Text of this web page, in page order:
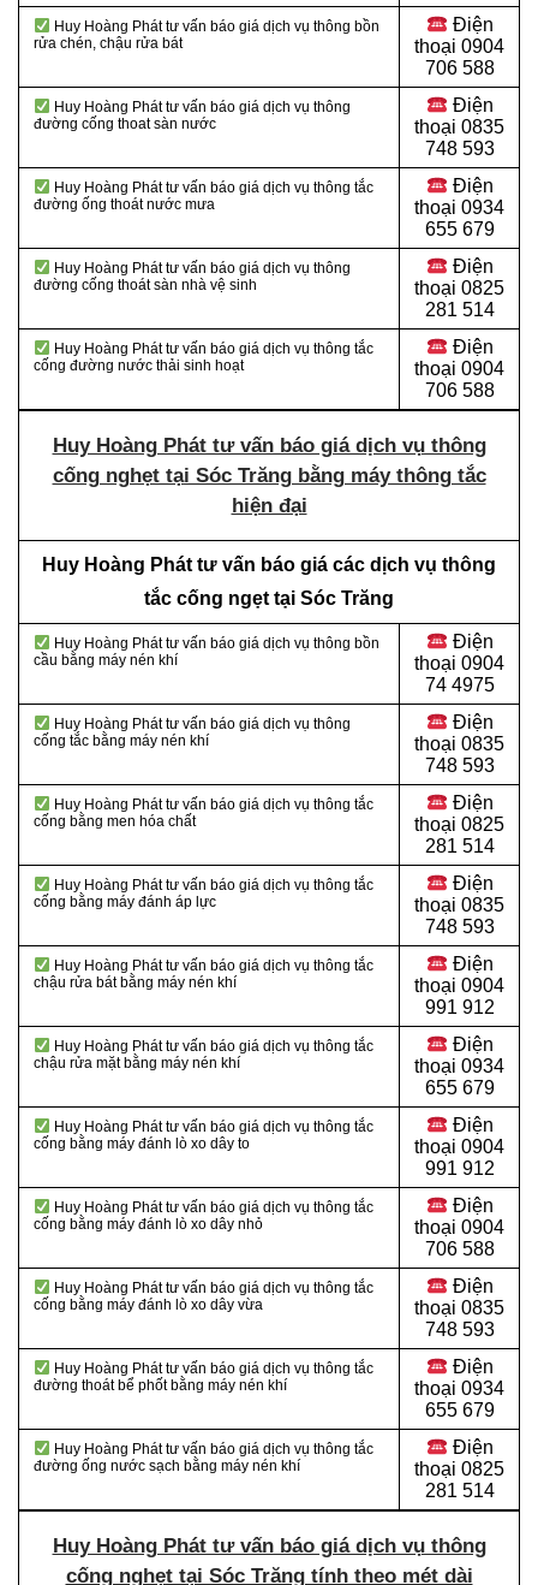
Huy Hoàng Phát tư vấn báo giá dịch vụ thông bồn
rửa chén, chậu rửa bát
Điện
thoại 0904
706 588
Huy Hoàng Phát tư vấn báo giá dịch vụ thông
đường cống thoat sàn nước
Điện
thoại 0835
748 593
Huy Hoàng Phát tư vấn báo giá dịch vụ thông tắc
đường ống thoát nước mưa
Điện
thoại 0934
655 679
Huy Hoàng Phát tư vấn báo giá dịch vụ thông
đường cống thoát sàn nhà vệ sinh
Điện
thoại 0825
281 514
Huy Hoàng Phát tư vấn báo giá dịch vụ thông tắc
cống đường nước thải sinh hoạt
Điện
thoại 0904
706 588
Huy Hoàng Phát tư vấn báo giá dịch vụ thông
cống nghẹt tại Sóc Trăng bằng máy thông tắc
hiện đại
Huy Hoàng Phát tư vấn báo giá các dịch vụ thông
tắc cống ngẹt tại Sóc Trăng
Huy Hoàng Phát tư vấn báo giá dịch vụ thông bồn
cầu bằng máy nén khí
Điện
thoại 0904
74 4975
Huy Hoàng Phát tư vấn báo giá dịch vụ thông
cống tắc bằng máy nén khí
Điện
thoại 0835
748 593
Huy Hoàng Phát tư vấn báo giá dịch vụ thông tắc
cống bằng men hóa chất
Điện
thoại 0825
281 514
Huy Hoàng Phát tư vấn báo giá dịch vụ thông tắc
cống bằng máy đánh áp lực
Điện
thoại 0835
748 593
Huy Hoàng Phát tư vấn báo giá dịch vụ thông tắc
chậu rửa bát bằng máy nén khí
Điện
thoại 0904
991 912
Huy Hoàng Phát tư vấn báo giá dịch vụ thông tắc
chậu rửa mặt bằng máy nén khí
Điện
thoại 0934
655 679
Huy Hoàng Phát tư vấn báo giá dịch vụ thông tắc
cống bằng máy đánh lò xo dây to
Điện
thoại 0904
991 912
Huy Hoàng Phát tư vấn báo giá dịch vụ thông tắc
cống bằng máy đánh lò xo dây nhỏ
Điện
thoại 0904
706 588
Huy Hoàng Phát tư vấn báo giá dịch vụ thông tắc
cống bằng máy đánh lò xo dây vừa
Điện
thoại 0835
748 593
Huy Hoàng Phát tư vấn báo giá dịch vụ thông tắc
đường thoát bể phốt bằng máy nén khí
Điện
thoại 0934
655 679
Huy Hoàng Phát tư vấn báo giá dịch vụ thông tắc
đường ống nước sạch bằng máy nén khí
Điện
thoại 0825
281 514
Huy Hoàng Phát tư vấn báo giá dịch vụ thông
cống nghẹt tại Sóc Trăng tính theo mét dài